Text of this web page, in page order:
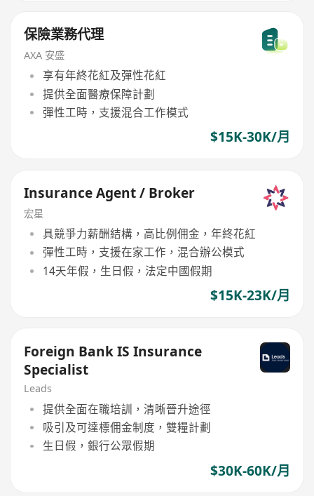
保險業務代理
AXA 安盛
享有年終花紅及彈性花紅
提供全面醫療保障計劃
彈性工時，支援混合工作模式
$15K-30K/月
Insurance Agent / Broker
宏星
具競爭力薪酬結構，高比例佣金，年終花紅
彈性工時，支援在家工作，混合辦公模式
14天年假，生日假，法定中國假期
$15K-23K/月
Foreign Bank IS Insurance
Specialist
Leads
提供全面在職培訓，清晰晉升途徑
吸引及可達標佣金制度，雙糧計劃
生日假，銀行公眾假期
$30K-60K/月